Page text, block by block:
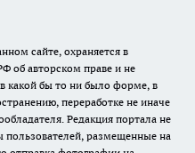
сайте, охраняется в
об авторском праве и не
какой бы то ни было форме, в
переработке не иначе
Редакция портала не
пользователей, размещенные на